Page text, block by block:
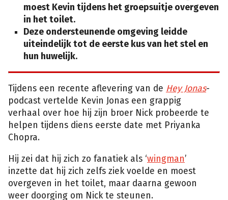
moest Kevin tijdens het groepsuitje overgeven
in het toilet.
Deze ondersteunende omgeving leidde
uiteindelijk tot de eerste kus van het stel en
hun huwelijk.
Tijdens een recente aflevering van de Hey Jonas-
podcast vertelde Kevin Jonas een grappig
verhaal over hoe hij zijn broer Nick probeerde te
helpen tijdens diens eerste date met Priyanka
Chopra.
Hij zei dat hij zich zo fanatiek als ‘wingman’
inzette dat hij zich zelfs ziek voelde en moest
overgeven in het toilet, maar daarna gewoon
weer doorging om Nick te steunen.